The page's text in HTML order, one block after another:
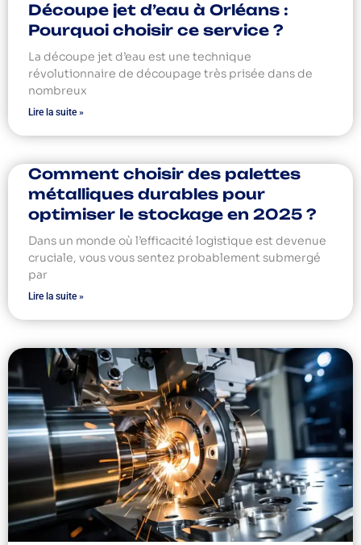
Découpe jet d’eau à Orléans :
Pourquoi choisir ce service ?
La découpe jet d’eau est une technique
révolutionnaire de découpage très prisée dans de
nombreux
Lire la suite »
Comment choisir des palettes
métalliques durables pour
optimiser le stockage en 2025 ?
Dans un monde où l’efficacité logistique est devenue
cruciale, vous vous sentez probablement submergé
par
Lire la suite »